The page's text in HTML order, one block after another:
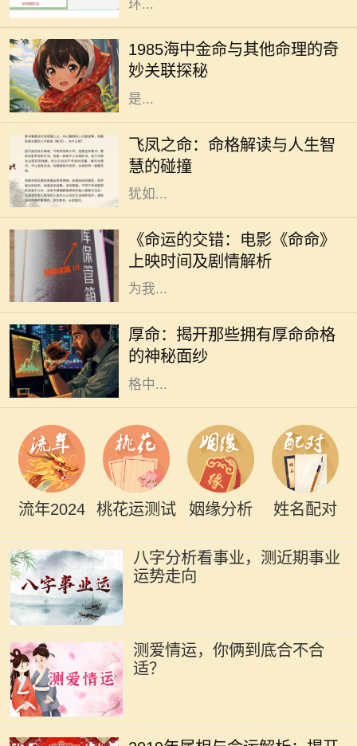
环...
1985海中金命与其他命理的奇
妙关联探秘
在中国传统的命理学中，每个人的命
运都受到出生年份、月份、日子和时
辰的影响。1985年出生的人，被称为
“海中金”。这一命理的特征，指的
是...
飞凤之命：命格解读与人生智
慧的碰撞
在中国传统命理学中，飞凤之命是一
种独特而珍贵的命格。它象征着高
贵、优雅与灵动，常被视为一种幸运
和祝福的象征。命格中蕴含的飞凤，
犹如...
《命运的交错：电影《命命》
上映时间及剧情解析
随着电影市场的蓬勃发展，越来越多
的电影作品吸引了观众的目光。其
中，备受期待的《命命》即将于近日
上映，这部充满悬念与情感的电影将
为我...
厚命：揭开那些拥有厚命命格
的神秘面纱
在中国传统文化中，命格一直是一个
令人着迷且神秘的话题。无论是算
命、风水，还是命理学，都是我们探
索未来和命运的工具。而在众多的命
格中...
流年2024 桃花运测试 姻缘分析 姓名配对
八字分析看事业，测近期事业
运势走向
测爱情运，你俩到底合不合
适？
应的属相是猪。猪在中华文化中象征